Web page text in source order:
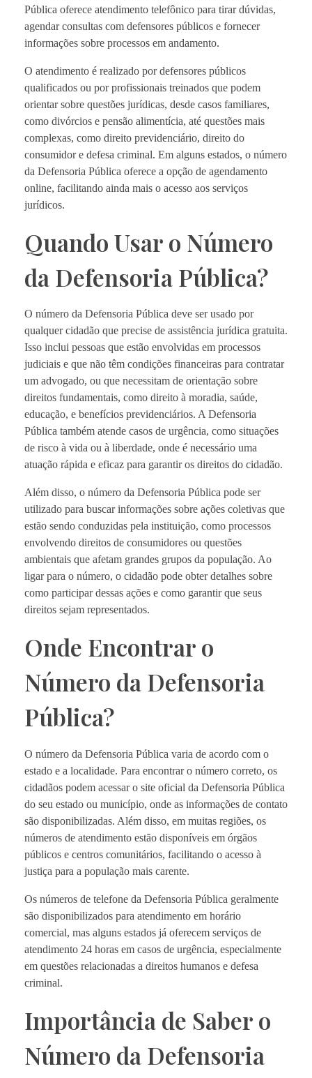
Pública oferece atendimento telefônico para tirar dúvidas,
agendar consultas com defensores públicos e fornecer
informações sobre processos em andamento.
O atendimento é realizado por defensores públicos
qualificados ou por profissionais treinados que podem
orientar sobre questões jurídicas, desde casos familiares,
como divórcios e pensão alimentícia, até questões mais
complexas, como direito previdenciário, direito do
consumidor e defesa criminal. Em alguns estados, o número
da Defensoria Pública oferece a opção de agendamento
online, facilitando ainda mais o acesso aos serviços
jurídicos.
Quando Usar o Número
da Defensoria Pública?
O número da Defensoria Pública deve ser usado por
qualquer cidadão que precise de assistência jurídica gratuita.
Isso inclui pessoas que estão envolvidas em processos
judiciais e que não têm condições financeiras para contratar
um advogado, ou que necessitam de orientação sobre
direitos fundamentais, como direito à moradia, saúde,
educação, e benefícios previdenciários. A Defensoria
Pública também atende casos de urgência, como situações
de risco à vida ou à liberdade, onde é necessário uma
atuação rápida e eficaz para garantir os direitos do cidadão.
Além disso, o número da Defensoria Pública pode ser
utilizado para buscar informações sobre ações coletivas que
estão sendo conduzidas pela instituição, como processos
envolvendo direitos de consumidores ou questões
ambientais que afetam grandes grupos da população. Ao
ligar para o número, o cidadão pode obter detalhes sobre
como participar dessas ações e como garantir que seus
direitos sejam representados.
Onde Encontrar o
Número da Defensoria
Pública?
O número da Defensoria Pública varia de acordo com o
estado e a localidade. Para encontrar o número correto, os
cidadãos podem acessar o site oficial da Defensoria Pública
do seu estado ou município, onde as informações de contato
são disponibilizadas. Além disso, em muitas regiões, os
números de atendimento estão disponíveis em órgãos
públicos e centros comunitários, facilitando o acesso à
justiça para a população mais carente.
Os números de telefone da Defensoria Pública geralmente
são disponibilizados para atendimento em horário
comercial, mas alguns estados já oferecem serviços de
atendimento 24 horas em casos de urgência, especialmente
em questões relacionadas a direitos humanos e defesa
criminal.
Importância de Saber o
Número da Defensoria